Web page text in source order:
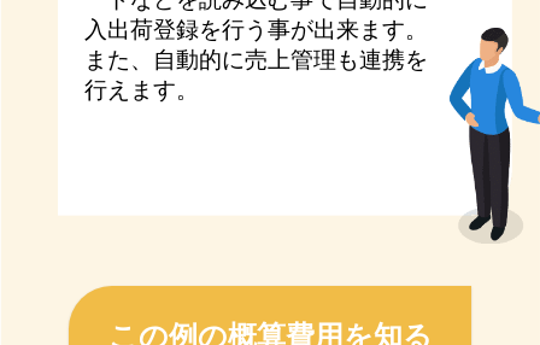
入出荷登録を行う事が出来ます。
また、自動的に売上管理も連携を
行えます。
この例の概算費用を知る